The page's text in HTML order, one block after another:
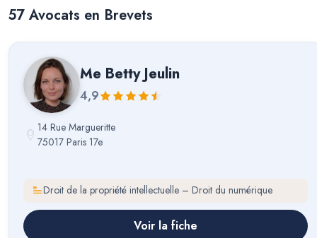
57 Avocats en Brevets
Me Betty Jeulin
4,9
14 Rue Margueritte
75017 Paris 17e
Droit de la propriété intellectuelle – Droit du numérique
Voir la fiche